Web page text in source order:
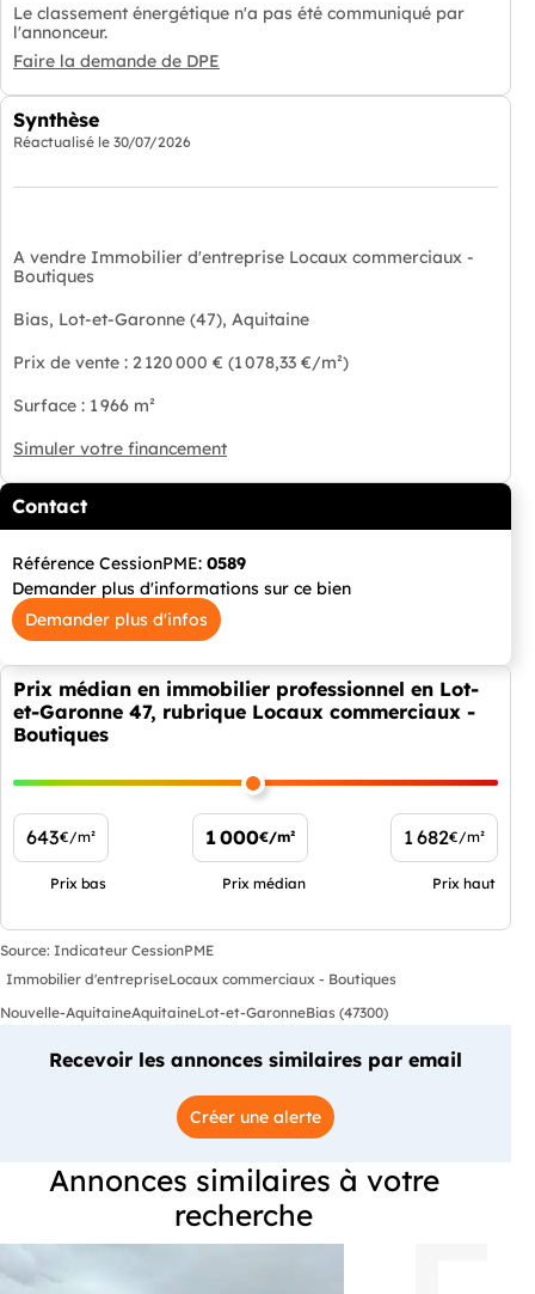
Le classement énergétique n'a pas été communiqué par
l'annonceur.
Faire la demande de DPE
Synthèse
Réactualisé le 30/07/2026
A vendre Immobilier d'entreprise Locaux commerciaux -
Boutiques
Bias, Lot-et-Garonne (47), Aquitaine
Prix de vente : 2 120 000 € (1 078,33 €/m²)
Surface : 1 966 m²
Simuler votre financement
Contact
Référence CessionPME: 0589
Demander plus d'informations sur ce bien
Demander plus d'infos
Prix médian en immobilier professionnel en Lot-
et-Garonne 47, rubrique Locaux commerciaux -
Boutiques
643€/m²
Prix bas
1 000€/m²
Prix médian
1 682€/m²
Prix haut
Source: Indicateur CessionPME
Immobilier d'entrepriseLocaux commerciaux - Boutiques
Nouvelle-AquitaineAquitaineLot-et-GaronneBias (47300)
Recevoir les annonces similaires par email
Créer une alerte
Annonces similaires à votre
recherche